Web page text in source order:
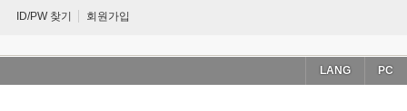
ID/PW 찾기 회원가입
PC
LANG